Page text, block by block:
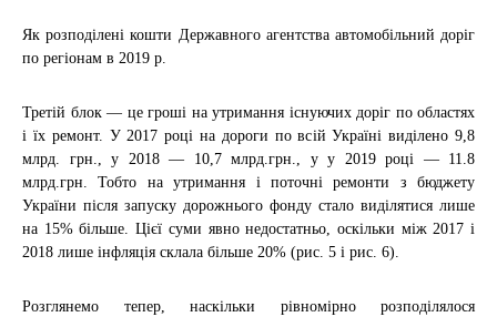
Як розподілені кошти Державного агентства автомобільний доріг
по регіонам в 2019 р.
Третій блок — це гроші на утримання існуючих доріг по областях
і їх ремонт. У 2017 році на дороги по всій Україні виділено 9,8
млрд. грн., у 2018 — 10,7 млрд.грн., у у 2019 році — 11.8
млрд.грн. Тобто на утримання і поточні ремонти з бюджету
України після запуску дорожнього фонду стало виділятися лише
на 15% більше. Цієї суми явно недостатньо, оскільки між 2017 і
2018 лише інфляція склала більше 20% (рис. 5 і рис. 6).
Розглянемо тепер, наскільки рівномірно розподілялося